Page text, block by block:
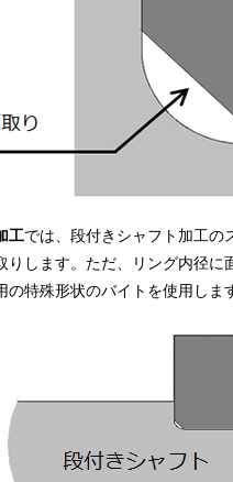
工では、段付きシャフト加工の
りします。ただ、リング内径
の特殊形状のバイトを使用しま